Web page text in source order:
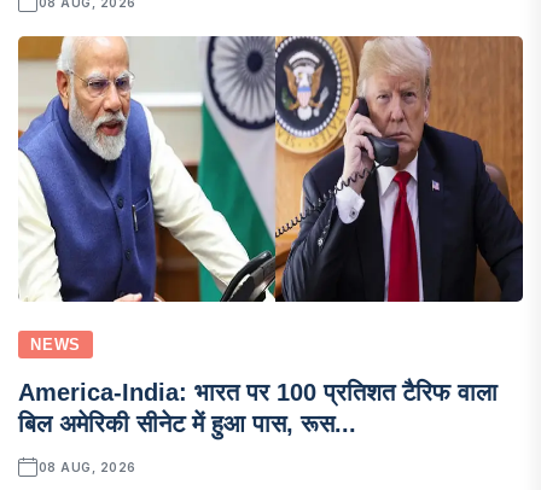
NEWS
America-India: भारत पर 100 प्रतिशत टैरिफ वाला
बिल अमेरिकी सीनेट में हुआ पास, रूस...
08 AUG, 2026